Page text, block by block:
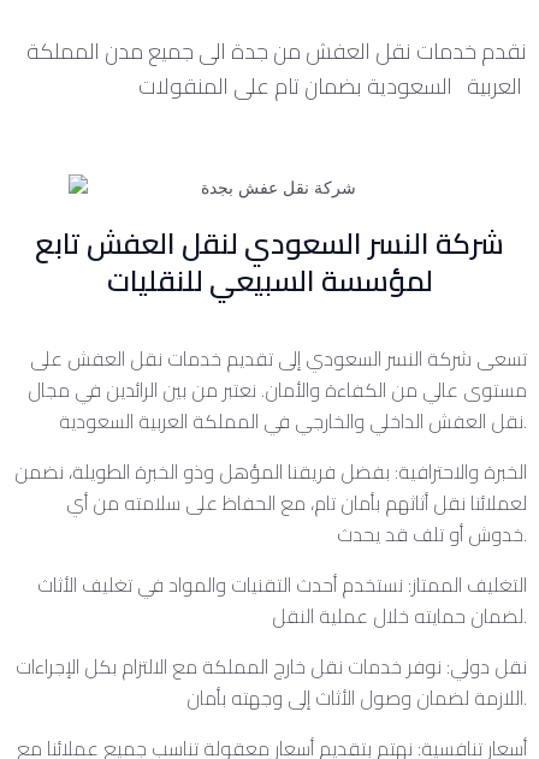
نقدم خدمات نقل العفش من جدة الى جميع مدن المملكة
شركة النسر السعودي لنقل العفش تابع
لمؤسسة السبيعي للنقليات
تسعى شركة النسر السعودي إلى تقديم خدمات نقل العفش على
مستوى عالي من الكفاءة والأمان. نعتبر من بين الرائدين في مجال
نقل العفش الداخلي والخارجي في المملكة العربية السعودية.
الخبرة والاحترافية: بفضل فريقنا المؤهل وذو الخبرة الطويلة، نضمن
لعملائنا نقل أثاثهم بأمان تام، مع الحفاظ على سلامته من أي
خدوش أو تلف قد يحدث.
التغليف الممتاز: نستخدم أحدث التقنيات والمواد في تغليف الأثاث
لضمان حمايته خلال عملية النقل.
نقل دولي: نوفر خدمات نقل خارج المملكة مع الالتزام بكل الإجراءات
اللازمة لضمان وصول الأثاث إلى وجهته بأمان.
أسعار تنافسية: نهتم بتقديم أسعار معقولة تناسب جميع عملائنا مع